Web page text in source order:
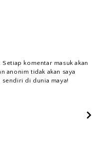
komentar masuk akan
anonim tidak akan saya
sendiri di dunia maya!